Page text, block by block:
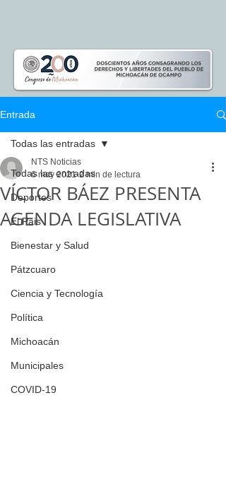
Entrada
Todas las entradas
Deportes
El Pais
Bienestar y Salud
Pátzcuaro
Ciencia y Tecnología
Política
Michoacán
Municipales
COVID-19
Todas las entradas
VÍCTOR BÁEZ PRESENTA
AGENDA LEGISLATIVA
NTS Noticias
6 may 2021 2 min de lectura